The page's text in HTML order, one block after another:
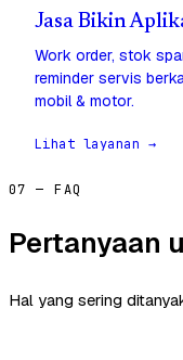
Jasa Bikin
Work order, stok
reminder servis
mobil & motor.
Lihat layanan →
07 — FAQ
Pertanyaan
Hal yang sering